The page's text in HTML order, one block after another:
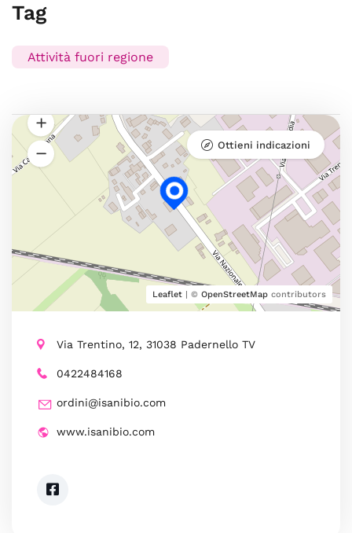
Tag
Attività fuori regione
Leaflet | © OpenStreetMap contributors
Ottieni indicazioni
Via Trentino, 12, 31038 Padernello TV
0422484168
ordini@isanibio.com
www.isanibio.com